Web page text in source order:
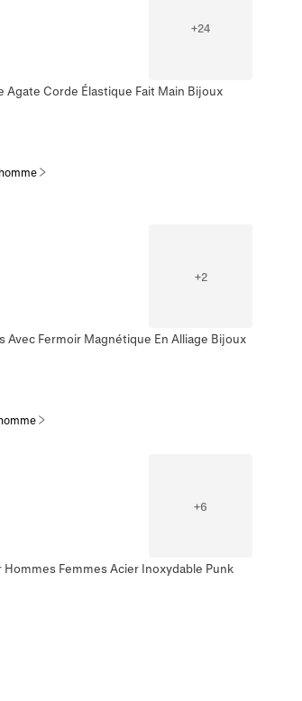
+24
Agate Corde Élastique Fait Main Bijoux
+2
Avec Fermoir Magnétique En Alliage Bijoux
+6
Femmes Acier Inoxydable Punk